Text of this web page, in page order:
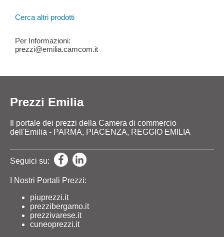
Cerca altri prodotti
Per Informazioni:
prezzi@emilia.camcom.it
Prezzi Emilia
Il portale dei prezzi della Camera di commercio
dell'Emilia - PARMA, PIACENZA, REGGIO EMILIA
Seguici su:
I Nostri Portali Prezzi:
piuprezzi.it
prezzibergamo.it
prezzivarese.it
cuneoprezzi.it